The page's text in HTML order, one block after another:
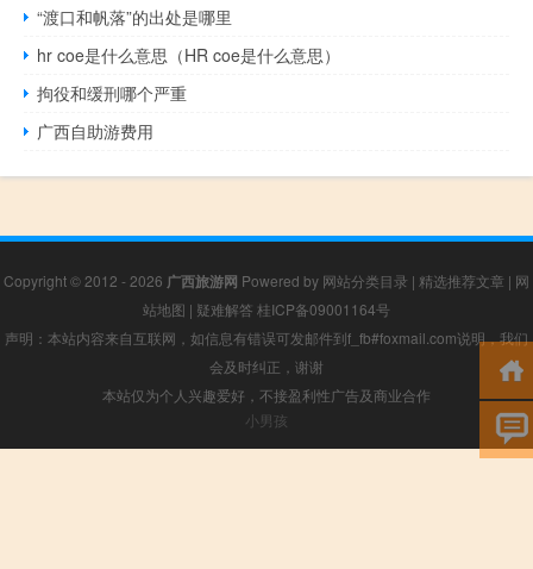
“渡口和帆落”的出处是哪里
hr coe是什么意思（HR coe是什么意思）
拘役和缓刑哪个严重
广西自助游费用
Copyright © 2012 - 2026 广西旅游网 Powered by 网站分类目录 | 精选推荐文章 | 网
站地图 | 疑难解答 桂ICP备09001164号
声明：本站内容来自互联网，如信息有错误可发邮件到f_fb#foxmail.com说明，我们
会及时纠正，谢谢
本站仅为个人兴趣爱好，不接盈利性广告及商业合作
小男孩